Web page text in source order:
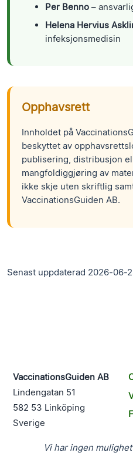
Per Benno –
Helena Hervius
infeksjonsmedisin
Opphavsrett
Innholdet på
beskyttet av
publisering, distribusjon
mangfoldiggjøring av
ikke skje uten skriftlig
VaccinationsGuiden AB.
Senast uppdaterad 2026-06-
VaccinationsGuiden AB
Lindengatan 51
582 53 Linköping
Sverige
Vi har ingen